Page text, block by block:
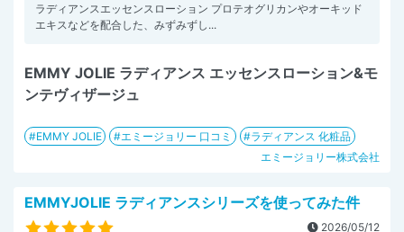
ラディアンスエッセンスローション プロテオグリカンやオーキッド
エキスなどを配合した、みずみずし...
EMMY JOLIE ラディアンス エッセンスローション&モ
ンテヴィザージュ
EMMY JOLIE エミージョリー 口コミ
ラディアンス 化粧品
エミージョリー株式会社
EMMYJOLIE ラディアンスシリーズを使ってみた件
2026/05/12